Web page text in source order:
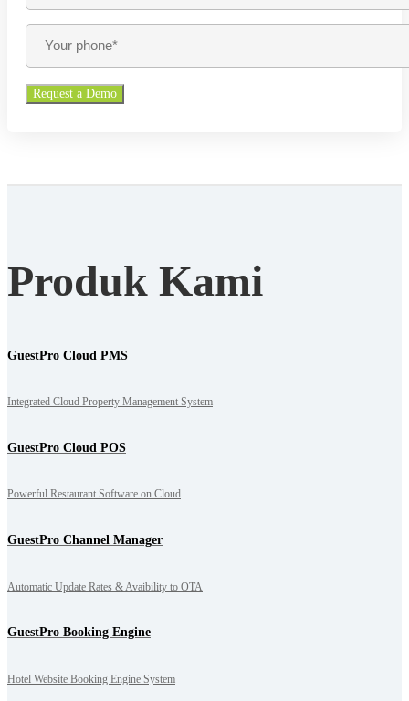
Produk Kami
GuestPro Cloud PMS
Integrated Cloud Property Management System
GuestPro Cloud POS
Powerful Restaurant Software on Cloud
GuestPro Channel Manager
Automatic Update Rates & Avaibility to OTA
GuestPro Booking Engine
Hotel Website Booking Engine System